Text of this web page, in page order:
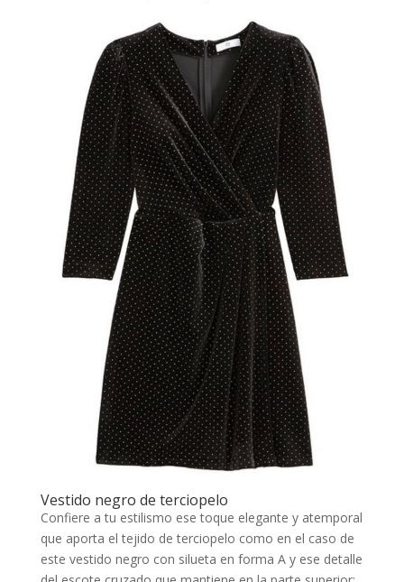
Vestido negro de terciopelo
Confiere a tu estilismo ese toque elegante y atemporal
que aporta el tejido de terciopelo como en el caso de
este vestido negro con silueta en forma A y ese detalle